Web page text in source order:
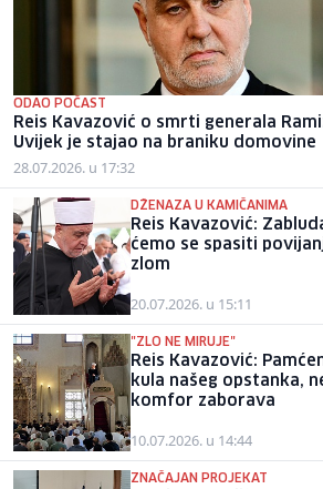
ODAO POČAST
Reis Kavazović o smrti generala
Uvijek je stajao na braniku domovine
28.07.2026. u 17:32
DŽENAZA U KAMIČANIMA
Reis Kavazović:
ćemo se spasiti
zlom
20.07.2026. u 15:11
"ZLO NE MIRUJE"
Reis Kavazović:
kula našeg opstanka,
komfor zaborava
10.07.2026. u 14:44
ZNAČAJAN PROJEKAT